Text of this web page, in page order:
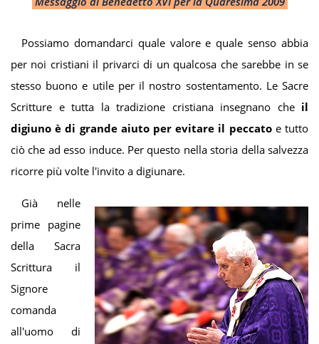
Possiamo domandarci quale valore e quale senso abbia
per noi cristiani il privarci di un qualcosa che sarebbe in se
stesso buono e utile per il nostro sostentamento. Le Sacre
Scritture e tutta la tradizione cristiana insegnano che il
digiuno è di grande aiuto per evitare il peccatoe tutto
ciò che ad esso induce. Per questo nella storia della salvezza
ricorre più volte l'invito a digiunare.
Già nelle
prime pagine
della Sacra
Scrittura il
Signore
comanda
all'uomo di